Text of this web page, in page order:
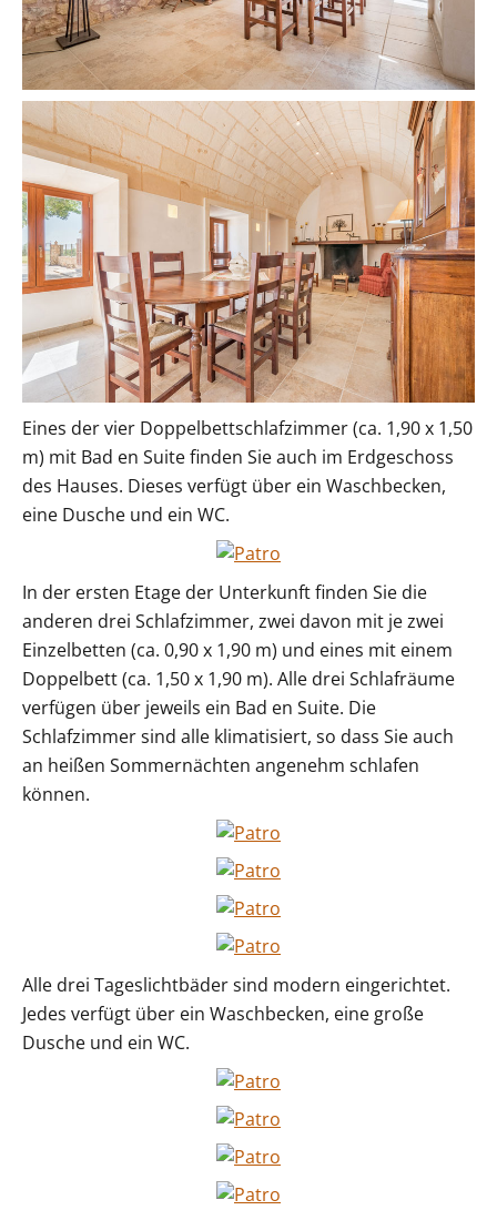
Eines der vier Doppelbettschlafzimmer (ca. 1,90 x 1,50
m) mit Bad en Suite finden Sie auch im Erdgeschoss
des Hauses. Dieses verfügt über ein Waschbecken,
eine Dusche und ein WC.
In der ersten Etage der Unterkunft finden Sie die
anderen drei Schlafzimmer, zwei davon mit je zwei
Einzelbetten (ca. 0,90 x 1,90 m) und eines mit einem
Doppelbett (ca. 1,50 x 1,90 m). Alle drei Schlafräume
verfügen über jeweils ein Bad en Suite. Die
Schlafzimmer sind alle klimatisiert, so dass Sie auch
an heißen Sommernächten angenehm schlafen
können.
Alle drei Tageslichtbäder sind modern eingerichtet.
Jedes verfügt über ein Waschbecken, eine große
Dusche und ein WC.